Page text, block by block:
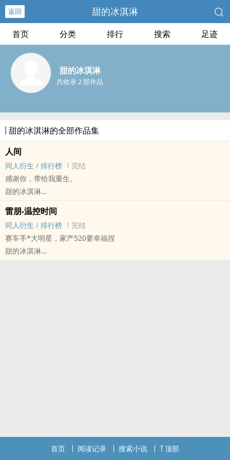
返回 甜的冰淇淋
首页 分类 排行 搜索 足迹
甜的冰淇淋
共收录 2 部作品
甜的冰淇淋的全部作品集
人间
‌‎‌同‎‌人‌‍‎衍生 / 排行榜
完结
感谢你，带给我重生。
甜的冰淇淋
HE - 相爱相杀 - 强强
杀手秦究*机械修理师游惑
全球高考‌‎‌同‎‌人‌‍‎
·手上的鲜血顺着伤口重新流回到身体里
雷朋-温控时间
‌‎‌同‎‌人‌‍‎衍生 / 排行榜
完结
赛车手*大明星，家产520要幸福捏
甜的冰淇淋
首页 阅读记录 搜索小说 顶部